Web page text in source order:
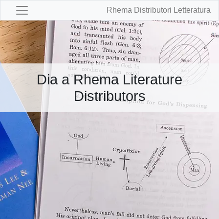
Rhema Distributori Letteratura
Dia a Rhema Literature
Distributors